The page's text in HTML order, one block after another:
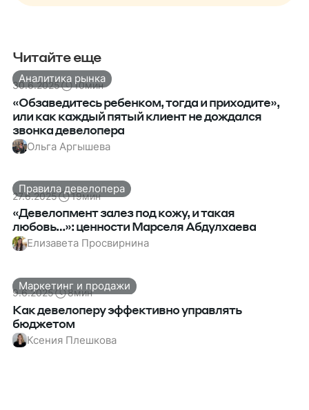
Читайте еще
30.6.2025 10мин
«Обзаведитесь ребенком, тогда и приходите»,
или как каждый пятый клиент не дождался
звонка девелопера
Ольга Аргышева
Аналитика рынка
27.6.2025 19мин
«Девелопмент залез под кожу, и такая
любовь…»: ценности Марселя Абдулхаева
Елизавета Просвирнина
Правила девелопера
9.6.2025 8мин
Как девелоперу эффективно управлять
бюджетом
Ксения Плешкова
Маркетинг и продажи